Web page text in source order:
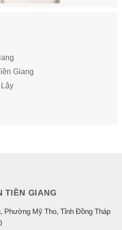
Giang
TIỀN GIANG
Phường Mỹ Tho, Tỉnh Đồng Tháp